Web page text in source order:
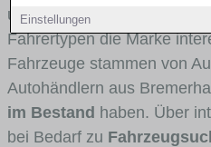
Einstellungen
und Umlandverkehr zu
Fahrertypen die Marke
Fahrzeuge stammen von
Autohändlern aus
im Bestand haben. Über
bei Bedarf zu